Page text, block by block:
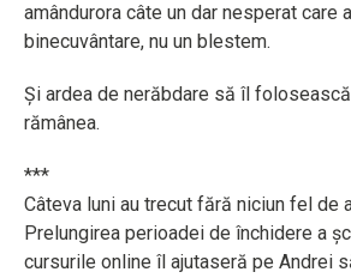
amândurora câte un dar nesperat care
binecuvântare, nu un blestem.
Și ardea de nerăbdare să îl
rămânea.
***
Câteva luni au trecut fără niciun fel de
Prelungirea perioadei de închidere a
cursurile online îl ajutaseră pe Andrei